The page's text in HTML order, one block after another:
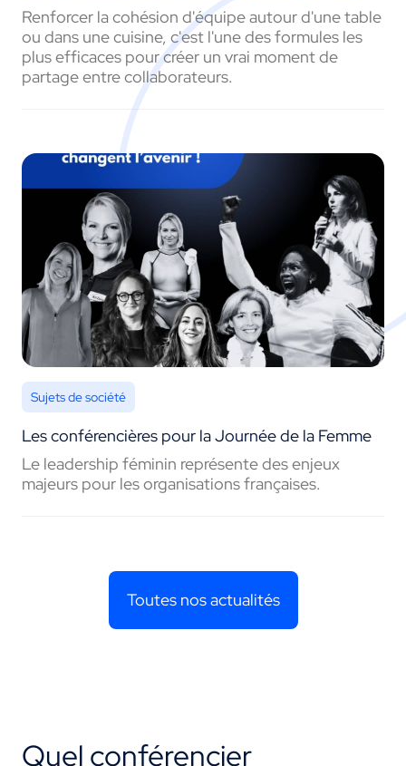
Renforcer la cohésion d'équipe autour d'une table
ou dans une cuisine, c'est l'une des formules les
plus efficaces pour créer un vrai moment de
partage entre collaborateurs.
Sujets de société
Les conférencières pour la Journée de la Femme
Le leadership féminin représente des enjeux
majeurs pour les organisations françaises.
Toutes nos actualités
Quel conférencier